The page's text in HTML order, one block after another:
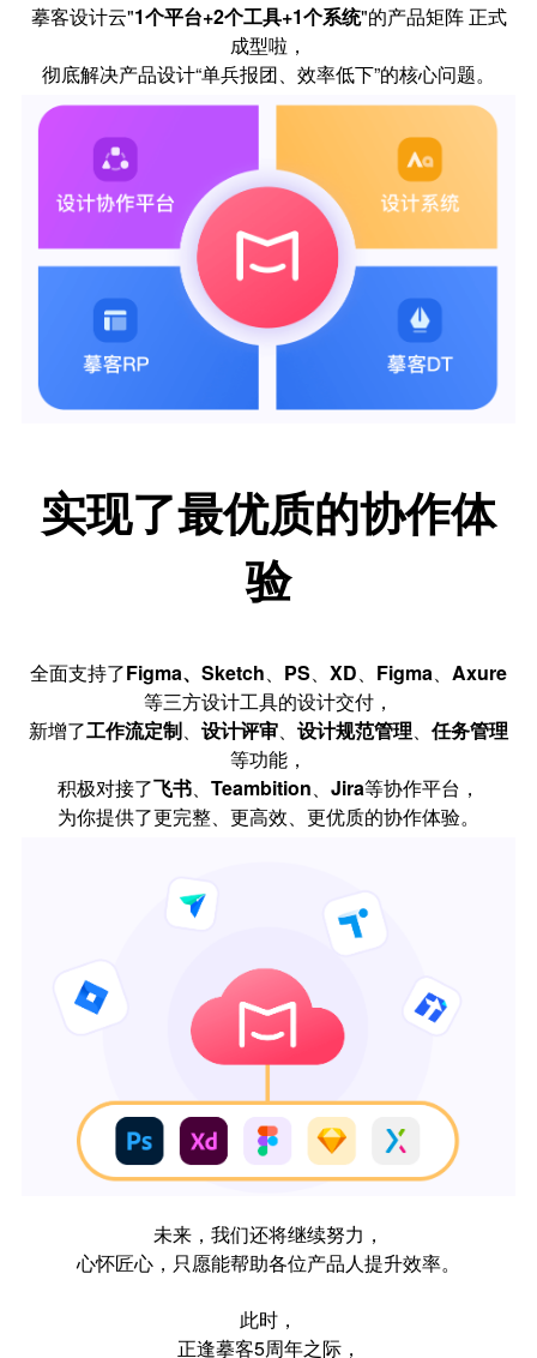
摹客设计云"1个平台+2个工具+1个系统"的产品矩阵 正式
成型啦，
彻底解决产品设计“单兵报团、效率低下”的核心问题。
实现了最优质的协作体
验
全面支持了Figma、Sketch、 PS、 XD、 Figma、 Axure
等三方设计工具的设计交付，
新增了工作流定制、 设计评审、 设计规范管理、 任务管理
等功能，
积极对接了飞书、 Teambition、 Jira等协作平台，
为你提供了更完整、更高效、更优质的协作体验。
未来，我们还将继续努力，
心怀匠心，只愿能帮助各位产品人提升效率。
此时，
正逢摹客5周年之际，